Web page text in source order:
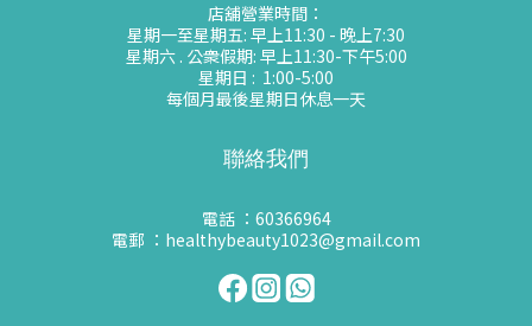
店舖營業時間：
星期一至星期五: 早上11:30 - 晚上7:30
星期六 . 公衆假期: 早上11:30-下午5:00
星期日 : 1:00-5:00
每個月最後星期日休息一天
聯絡我們
電話 ：60366964
電郵 ：healthybeauty1023@gmail.com